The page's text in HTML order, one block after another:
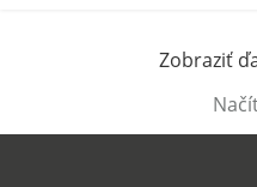
Zobraziť